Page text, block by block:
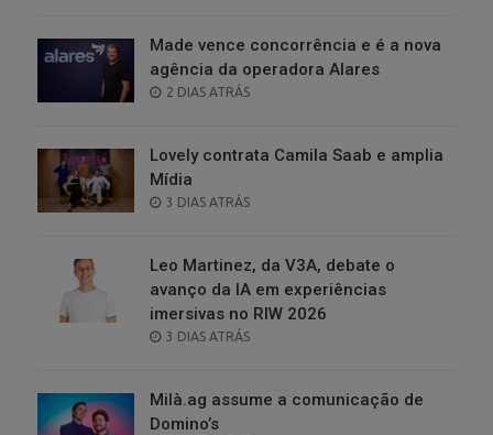
Made vence concorrência e é a nova
agência da operadora Alares
POSTED
2 DIAS ATRÁS
Lovely contrata Camila Saab e amplia
Mídia
POSTED
3 DIAS ATRÁS
Leo Martinez, da V3A, debate o
avanço da IA em experiências
imersivas no RIW 2026
POSTED
3 DIAS ATRÁS
Milà.ag assume a comunicação de
Domino’s